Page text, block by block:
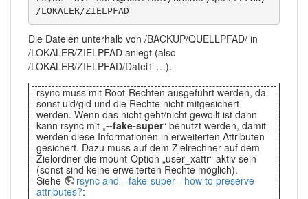
/LOKALER/ZIELPFAD
Die Dateien unterhalb von /BACKUP/QUELLPFAD/ in
/LOKALER/ZIELPFAD anlegt (also
/LOKALER/ZIELPFAD/Datei1 …).
rsync muss mit Root-Rechten ausgeführt werden, da
sonst uid/gid und die Rechte nicht mitgesichert
werden. Wenn das nicht geht/nicht gewollt ist dann
kann rsync mit „--fake-super“ benutzt werden, damit
werden diese Informationen in erweiterten Attributen
gesichert. Dazu muss auf dem Zielrechner auf dem
Zielordner die mount-Option „user_xattr“ aktiv sein
(sonst sind keine erweiterten Rechte möglich).
Siehe
rsync and --fake-super - how to preserve
attributes?: